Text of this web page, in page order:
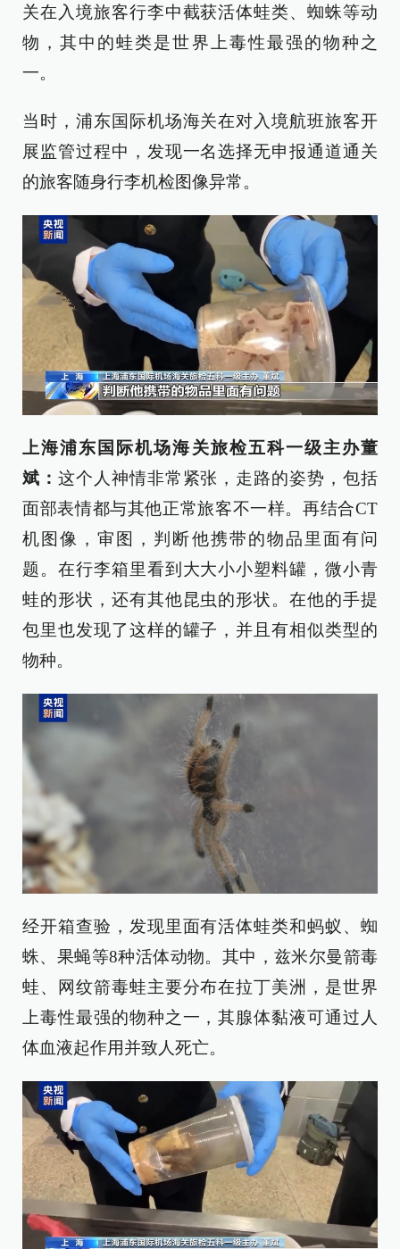
关在入境旅客行李中截获活体蛙类、蜘蛛等动
物，其中的蛙类是世界上毒性最强的物种之
一。
当时，浦东国际机场海关在对入境航班旅客开
展监管过程中，发现一名选择无申报通道通关
的旅客随身行李机检图像异常。
上海浦东国际机场海关旅检五科一级主办董
斌： 这个人神情非常紧张，走路的姿势，包括
面部表情都与其他正常旅客不一样。再结合CT
机图像，审图，判断他携带的物品里面有问
题。在行李箱里看到大大小小塑料罐，微小青
蛙的形状，还有其他昆虫的形状。在他的手提
包里也发现了这样的罐子，并且有相似类型的
物种。
经开箱查验，发现里面有活体蛙类和蚂蚁、蜘
蛛、果蝇等8种活体动物。其中，兹米尔曼箭毒
蛙、网纹箭毒蛙主要分布在拉丁美洲，是世界
上毒性最强的物种之一，其腺体黏液可通过人
体血液起作用并致人死亡。